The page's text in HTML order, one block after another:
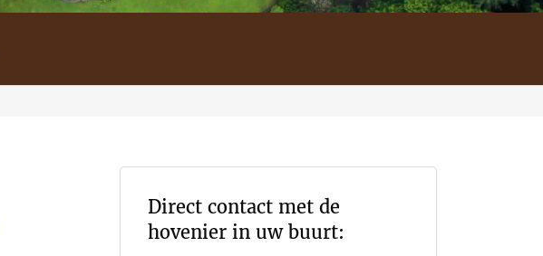
Direct contact met de
hovenier in uw buurt: